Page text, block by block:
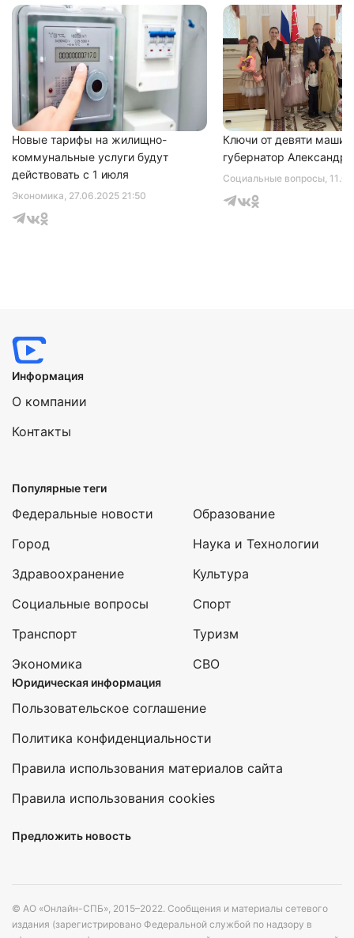
Экономика, 27.06.2025 21:50
Новые тарифы на жилищно-
коммунальные услуги будут
действовать с 1 июля
Социальные вопросы,
Ключи от девяти машин
губернатор Александр
Информация
О компании
Контакты
Популярные теги
Федеральные новости
Город
Здравоохранение
Социальные вопросы
Транспорт
Экономика
Образование
Наука и Технологии
Культура
Спорт
Туризм
СВО
Юридическая информация
Пользовательское соглашение
Политика конфиденциальности
Правила использования материалов сайта
Правила использования cookies
Предложить новость
© АО «Онлайн-СПБ», 2015–2022. Сообщения и материалы сетевого
издания (зарегистрировано Федеральной службой по надзору в